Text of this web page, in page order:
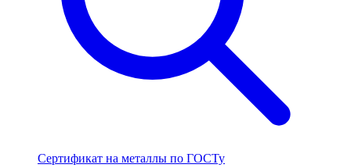
Сертификат на металлы по ГОСТу